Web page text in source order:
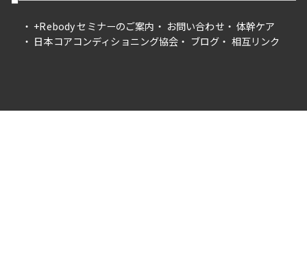
+Rebody セミナーのご案内 お問い合わせ
体幹ケア
日本コアコンディショニング協会
ブログ 相互リンク